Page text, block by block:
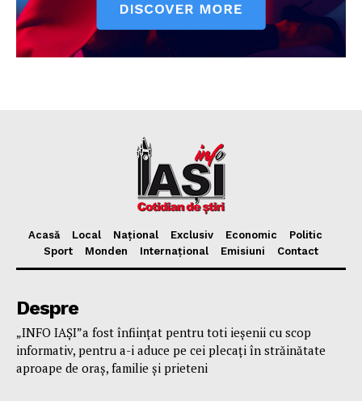
Acasă Local Național Exclusiv Economic
Politic
Sport
Monden Internațional Emisiuni Contact
Despre
„INFO IAȘI”a fost înfiinţat pentru toti ieşenii cu scop
informativ, pentru a-i aduce pe cei plecaţi în străinătate
aproape de oraş, familie și prieteni